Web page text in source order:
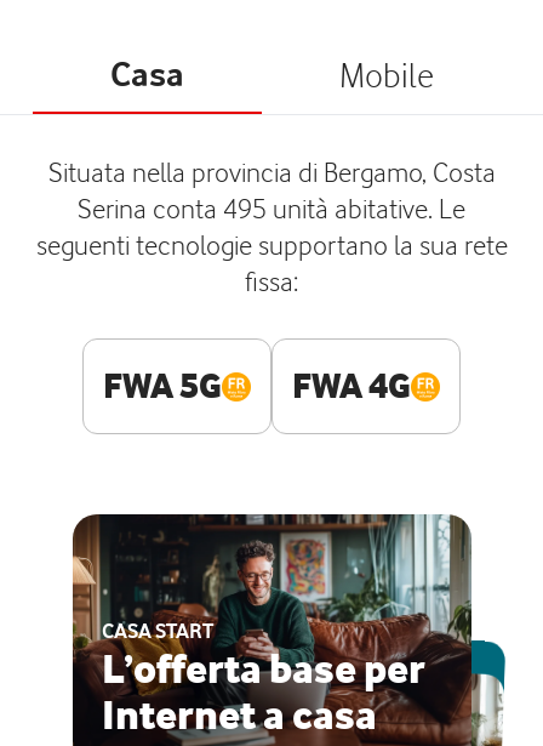
Casa Mobile
Situata nella provincia di Bergamo, Costa
Serina conta 495 unità abitative. Le
seguenti tecnologie supportano la sua rete
fissa:
FWA 5G FWA 4G
CASA START
L’offerta base per
Internet a casa
ESCLUSIVA ONLINE